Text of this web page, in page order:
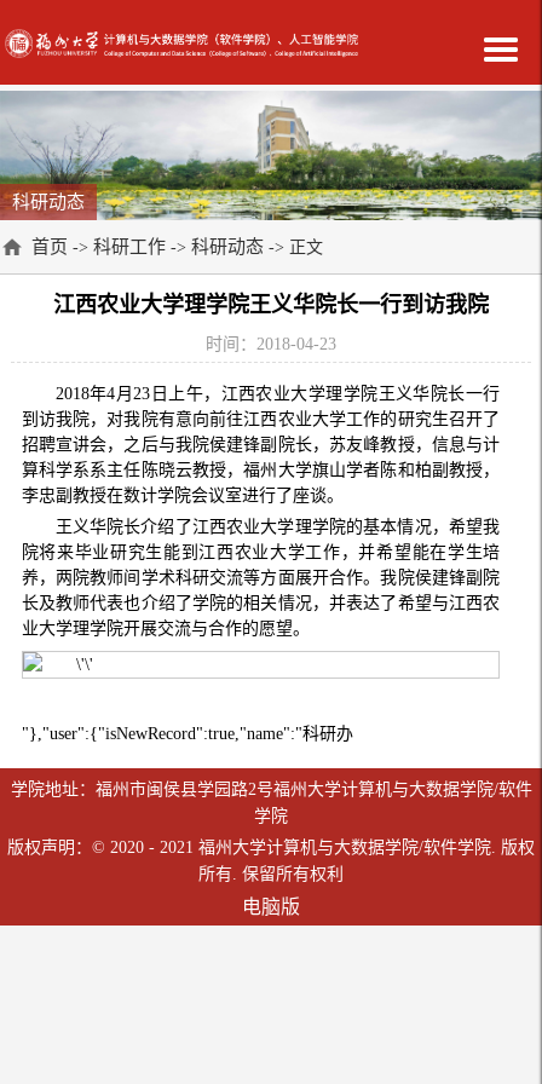
科研动态
首页 -> 科研工作 -> 科研动态 -> 正文
江西农业大学理学院王义华院长一行到访我院
时间：2018-04-23
2018年4 月 23 日上午，江西农业大学理学院王义华院长一行
到访我院，对我院有意向前往江西农业大学工作的研究生召开了
招聘宣讲会，之后与我院侯建锋副院长，苏友峰教授，信息与计
算科学系系主任陈晓云教授，福州大学旗山学者陈和柏副教授，
李忠副教授在数计学院会议室进行了座谈。
王义华院长介绍了江西农业大学理学院的基本情况，希望我
院将来毕业研究生能到江西农业大学工作，并希望能在学生培
养，两院教师间学术科研交流等方面展开合作。我院侯建锋副院
长及教师代表也介绍了学院的相关情况，并表达了希望与江西农
业大学理学院开展交流与合作的愿望。
"},"user":{"isNewRecord":true,"name":"科研办
学院地址：福州市闽侯县学园路2号福州大学计算机与大数据学院/软件
学院
版权声明：© 2020 - 2021 福州大学计算机与大数据学院/软件学院. 版权
所有. 保留所有权利
电脑版